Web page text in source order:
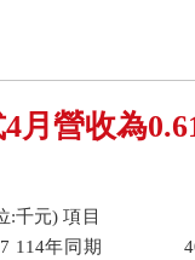
月營收為
收(單位:千元) 項
年同期 40，